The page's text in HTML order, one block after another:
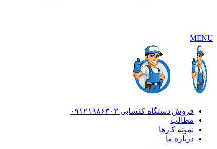
MENU
فروش دستگاه کفسابی ۰۹۱۲۱۹۸۶۳۰۳
مطالب
نمونه کارها
درباره ما